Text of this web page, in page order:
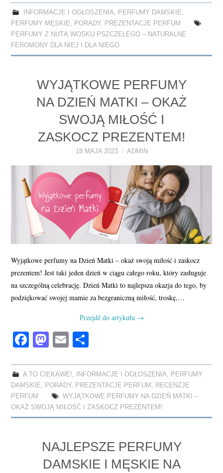
bo
ok
to
do
n
ailre
INFORMACJE I OGŁOSZENIA, PERFUMY DAMSKIE,
PERFUMY MĘSKIE, PORADY, PREZENTACJE PERFUM
PERFUMY Z NUTĄ WOSKU PSZCZELEGO – NATURALNE
FEROMONY DLA NIEJ I DLA NIEGO
WYJĄTKOWE PERFUMY
NA DZIEŃ MATKI – OKAŻ
SWOJĄ MIŁOŚĆ I
ZASKOCZ PREZENTEM!
18 MAJA 2023 ADMIN
Wyjątkowe perfumy na Dzień Matki – okaż swoją miłość i zaskocz
prezentem! Jest taki jeden dzień w ciągu całego roku, który zasługuje
na szczególną celebrację. Dzień Matki to najlepsza okazja do tego, by
podziękować swojej mamie za bezgraniczną miłość, troskę,…
Przejdź do artykułu →
Fa
bo
ok
M
to
do
n
E
ailre
A TO CIEKAWE! INFORMACJE I OGŁOSZENIA
PERFUMY
DAMSKIE
PORADY, PREZENTACJE PERFUM
RECENZJE
PERFUM
WYJĄTKOWE PERFUMY NA DZIEŃ MATKI –
OKAŻ SWOJĄ MIŁOŚĆ I ZASKOCZ PREZENTEM!
NAJLEPSZE PERFUMY
DAMSKIE I MĘSKIE NA